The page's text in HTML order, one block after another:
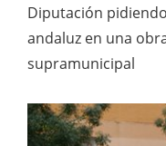
Diputación
andaluz en una
supramunicipal